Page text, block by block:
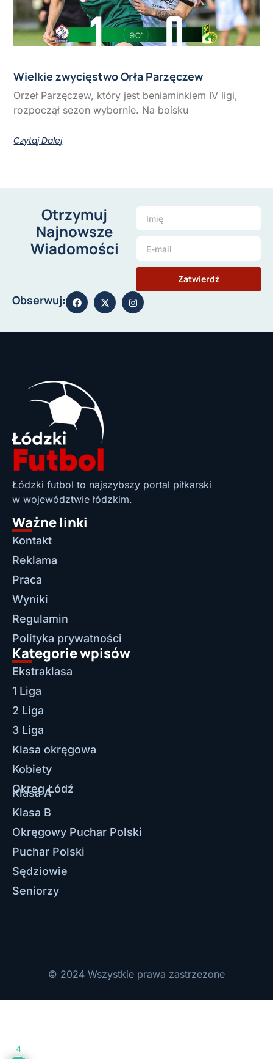
Wielkie zwycięstwo Orła Parzęczew
Orzeł Parzęczew, który jest beniaminkiem IV ligi,
rozpoczął sezon wybornie. Na boisku
Czytaj Dalej
Otrzymuj
Najnowsze
Wiadomości
Zatwierdź
Obserwuj:
Łódzki futbol to najszybszy portal piłkarski
w województwie łódzkim.
Ważne linki
Kontakt
Reklama
Praca
Wyniki
Regulamin
Polityka prywatności
Kategorie wpisów
Ekstraklasa
1 Liga
2 Liga
3 Liga
Klasa okręgowa
Kobiety
Okręg Łódź
Klasa A
Klasa B
Okręgowy Puchar Polski
Puchar Polski
Sędziowie
Seniorzy
© 2024 Wszystkie prawa zastrzezone
4